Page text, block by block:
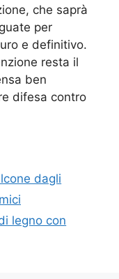
che saprà
per
e definitivo.
resta il
ben
difesa contro
dagli
legno con